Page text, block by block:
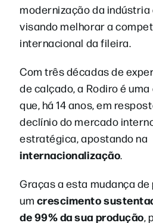
modernização da indústria
visando melhorar a
internacional da fileira.
Com três décadas de
de calçado, a Rodiro é
que, há 14 anos, em
declínio do mercado
estratégica, apostando na
internacionalização.
Graças a esta mudança
um crescimento
de 99% da sua produção,